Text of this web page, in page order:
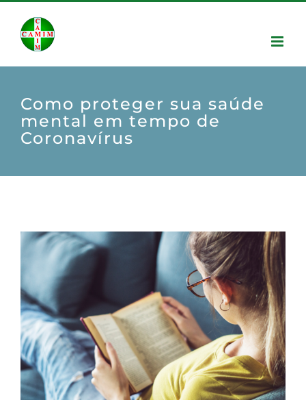
Como proteger sua saúde
mental em tempo de
Coronavírus